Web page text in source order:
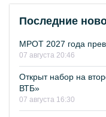
Последние
МРОТ 2027 года
07 августа 20:46
Открыт набор на
ВТБ»
07 августа 16:30